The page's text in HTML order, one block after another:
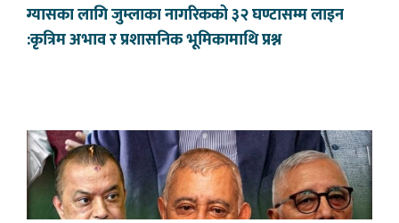
ग्यासका लागि जुम्लाका नागरिकको ३२ घण्टासम्म लाइन
:कृत्रिम अभाव र प्रशासनिक भूमिकामाथि प्रश्न